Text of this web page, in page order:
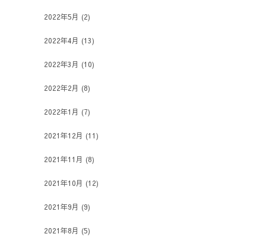
2022年5月 (2)
2022年4月 (13)
2022年3月 (10)
2022年2月 (8)
2022年1月 (7)
2021年12月 (11)
2021年11月 (8)
2021年10月 (12)
2021年9月 (9)
2021年8月 (5)